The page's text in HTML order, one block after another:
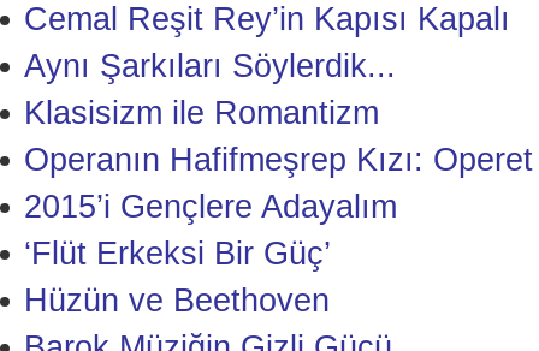
Cemal Reşit Rey’in Kapısı Kapalı
Aynı Şarkıları Söylerdik...
Klasisizm ile Romantizm
Operanın Hafifmeşrep Kızı: Operet
2015’i Gençlere Adayalım
‘Flüt Erkeksi Bir Güç’
Hüzün ve Beethoven